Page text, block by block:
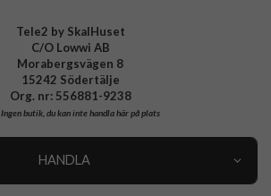
Tele2 by SkalHuset
C/O Lowwi AB
Morabergsvägen 8
15242 Södertälje
Org. nr: 556881-9238
Ingen butik, du kan inte handla här på plats
HANDLA